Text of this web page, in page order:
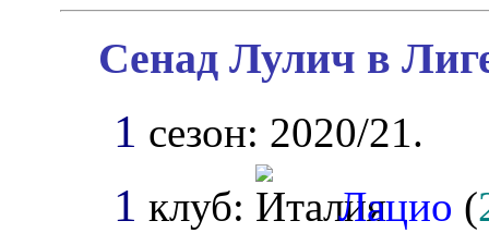
Сенад Лулич в
1 сезон: 2020/21.
1 клуб: Лацио (